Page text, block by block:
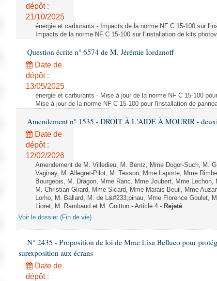
dépôt :
21/10/2025
énergie et carburants - Impacts de la norme NF C 15-100 sur
Impacts de la norme NF C 15-100 sur l'installation de kits
Question écrite n° 6574 de M. Jérémie Iordanoff
Date de
dépôt :
13/05/2025
énergie et carburants - Mise à jour de la norme NF C 15-100
Mise à jour de la norme NF C 15-100 pour l'installation de
Amendement n° 1535 - DROIT À L'AIDE À MOURIR -
Date de
dépôt :
12/02/2026
Amendement de M. Villedieu, M. Bentz, Mme Dogor-Such, M.
Vaginay, M. Allegret-Pilot, M. Tesson, Mme Laporte, Mme
Bourgeois, M. Dragon, Mme Ranc, Mme Joubert, Mme
M. Christian Girard, Mme Sicard, Mme Marais-Beuil, Mme
Lorho, M. Ballard, M. de L&#233;pinau, Mme Florence Goulet,
Lioret, M. Rambaud et M. Guitton - Article 4 - Rejeté
Voir le dossier (Fin de vie)
N° 2435 - Proposition de loi de Mme Lisa Belluco pour
surexposition aux écrans
Date de
dépôt :